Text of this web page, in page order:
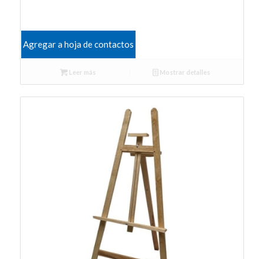
Agregar a hoja de contactos
Leer más Mostrar detalles